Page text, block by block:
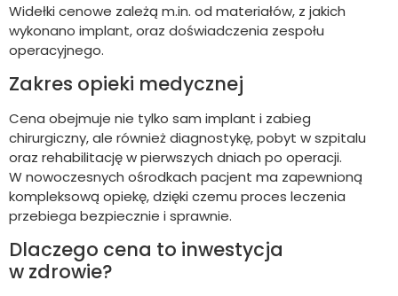
Widełki cenowe zależą m.in. od materiałów, z jakich
wykonano implant, oraz doświadczenia zespołu
operacyjnego.
Zakres opieki medycznej
Cena obejmuje nie tylko sam implant i zabieg
chirurgiczny, ale również diagnostykę, pobyt w szpitalu
oraz rehabilitację w pierwszych dniach po operacji.
W nowoczesnych ośrodkach pacjent ma zapewnioną
kompleksową opiekę, dzięki czemu proces leczenia
przebiega bezpiecznie i sprawnie.
Dlaczego cena to inwestycja
w zdrowie?